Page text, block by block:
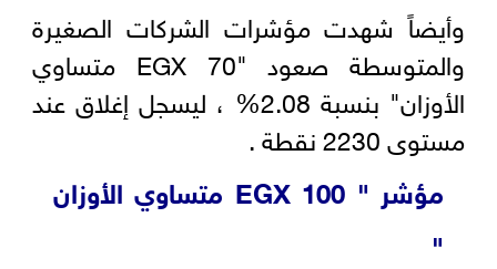
وأيضاً شهدت مؤشرات الشركات الصغيرة
والمتوسطة صعود "EGX 70 متساوي
الأوزان" بنسبة 2.08% ، ليسجل إغلاق عند
مستوى 2230 نقطة .
مؤشر " EGX 100 متساوي الأوزان
"